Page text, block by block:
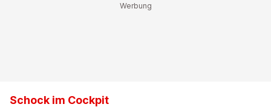
Schock im Cockpit